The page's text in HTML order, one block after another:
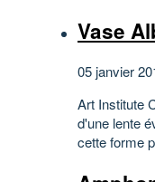
Vase
05 janvier
Art Institute
d'une lente
cette forme